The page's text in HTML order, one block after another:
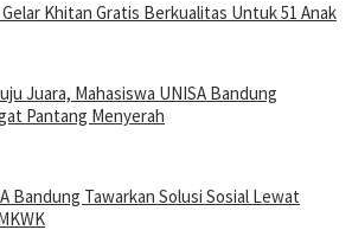
Khitan Gratis Berkualitas Untuk 51 Anak
Juara, Mahasiswa UNISA Bandung
Pantang Menyerah
Bandung Tawarkan Solusi Sosial Lewat